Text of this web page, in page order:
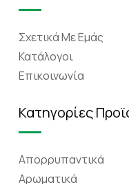
Σχετικά Mε Eμάς
Κατάλογοι
Επικοινωνία
Κατηγορίες
Απορρυπαντικά
Αρωματικά